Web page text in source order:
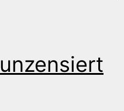
unzensiert